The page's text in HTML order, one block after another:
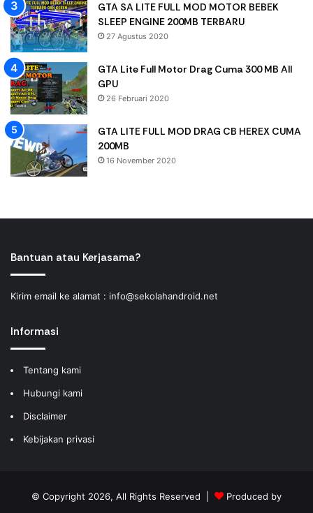
GTA SA LITE FULL MOD MOTOR BEBEK
SLEEP ENGINE 200MB TERBARU
27 Agustus 2020
GTA Lite Full Motor Drag Cuma 300 MB All
GPU
26 Februari 2020
GTA LITE FULL MOD DRAG CB HEREX CUMA
200MB
16 November 2020
Bantuan atau Kerjasama?
Kirim email ke alamat : info@sekolahandroid.net
Informasi
Tentang kami
Hubungi kami
Disclaimer
Kebijakan privasi
© Copyright 2026, All Rights Reserved | Produced by